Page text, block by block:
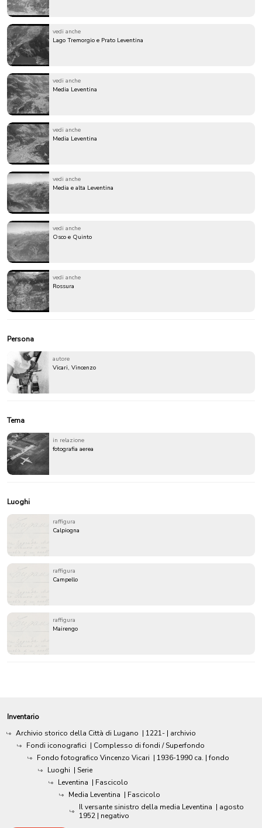
vedi anche
Lago Tremorgio e Prato Leventina
vedi anche
Media Leventina
vedi anche
Media Leventina
vedi anche
Media e alta Leventina
vedi anche
Osco e Quinto
vedi anche
Rossura
Persona
autore
Vicari, Vincenzo
Tema
in relazione
fotografia aerea
Luoghi
raffigura
Calpiogna
raffigura
Campello
raffigura
Mairengo
Inventario
Archivio storico della Città di Lugano | 1221- | archivio
Fondi iconografici | Complesso di fondi / Superfondo
Fondo fotografico Vincenzo Vicari | 1936-1990 ca. | fondo
Luoghi | Serie
Leventina | Fascicolo
Media Leventina | Fascicolo
Il versante sinistro della media Leventina | agosto
1952 | negativo